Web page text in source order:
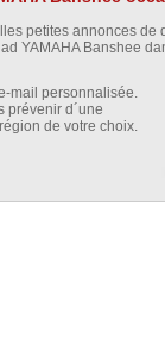
petites annonces de
YAMAHA Banshee
mail personnalisée.
prévenir d´une
de votre choix.